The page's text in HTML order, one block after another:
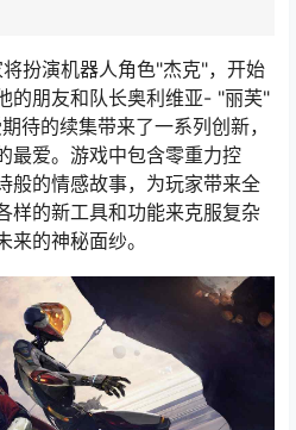
扮演机器人角色"杰克"，开始
的朋友和队长奥利维亚- "丽芙"
待的续集带来了一系列创新，
最爱。游戏中包含零重力控
般的情感故事，为玩家带来全
样的新工具和功能来克服复杂
的神秘面纱。